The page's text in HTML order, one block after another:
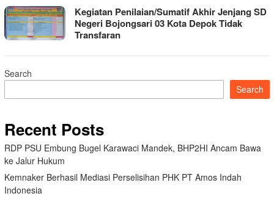
Kegiatan Penilaian/Sumatif Akhir Jenjang SD
Negeri Bojongsari 03 Kota Depok Tidak
Transfaran
Search
Search
Recent Posts
RDP PSU Embung Bugel Karawaci Mandek, BHP2HI Ancam Bawa
ke Jalur Hukum
Kemnaker Berhasil Mediasi Perselisihan PHK PT Amos Indah
Indonesia